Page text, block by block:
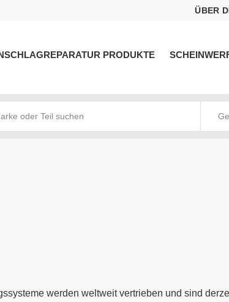
ÜBER
PRODUKTE
werden weltweit vertrieben und sind